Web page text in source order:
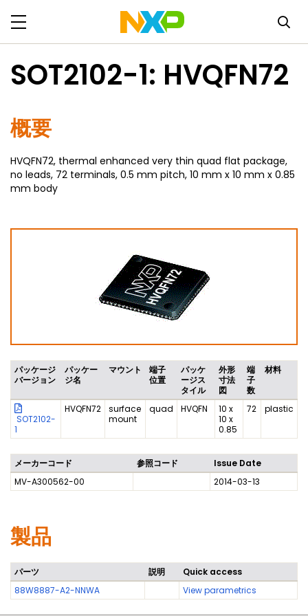
SOT2102-1: HVQFN72
概要
HVQFN72, thermal enhanced very thin quad flat package,
no leads, 72 terminals, 0.5 mm pitch, 10 mm x 10 mm x 0.85
mm body
パッケージ
バージョン
パッケー
ジ名
マウント
端子
位置
パッケ
ージス
タイル
外形
寸法
図
端
子
数
材料
SOT2102-
1
HVQFN72
surface
mount
quad HVQFN
10 x
10 x
0.85
72 plastic
メーカーコード 参照コード
Issue Date
MV-A300562-00
2014-03-13
製品
パーツ 説明
Quick access
88W8887-A2-NNWA
View parametrics